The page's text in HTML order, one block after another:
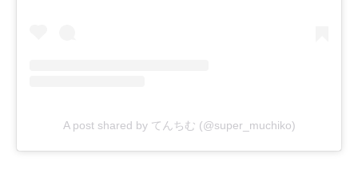
A post shared by てんちむ (@super_muchiko)